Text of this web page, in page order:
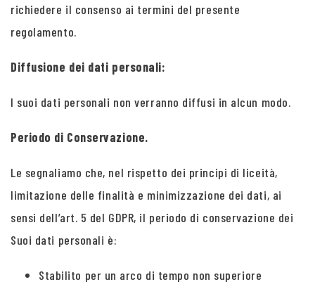
richiedere il consenso ai termini del presente
regolamento.
Diffusione dei dati personali:
I suoi dati personali non verranno diffusi in alcun modo.
Periodo di Conservazione.
Le segnaliamo che, nel rispetto dei principi di liceità,
limitazione delle finalità e minimizzazione dei dati, ai
sensi dell’art. 5 del GDPR, il periodo di conservazione dei
Suoi dati personali è:
Stabilito per un arco di tempo non superiore